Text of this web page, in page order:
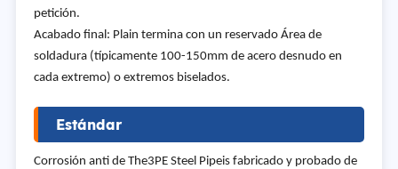
petición.
Acabado final: Plain termina con un reservado Área de
soldadura (típicamente 100-150mm de acero desnudo en
cada extremo) o extremos biselados.
Estándar
Corrosión anti de The3PE Steel Pipeis fabricado y probado de